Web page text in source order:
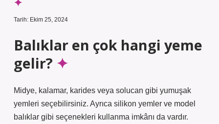
Tarih: Ekim 25, 2024
Balıklar en çok hangi yeme
gelir?
Midye, kalamar, karides veya solucan gibi yumuşak
yemleri seçebilirsiniz. Ayrıca silikon yemler ve model
balıklar gibi seçenekleri kullanma imkânı da vardır.